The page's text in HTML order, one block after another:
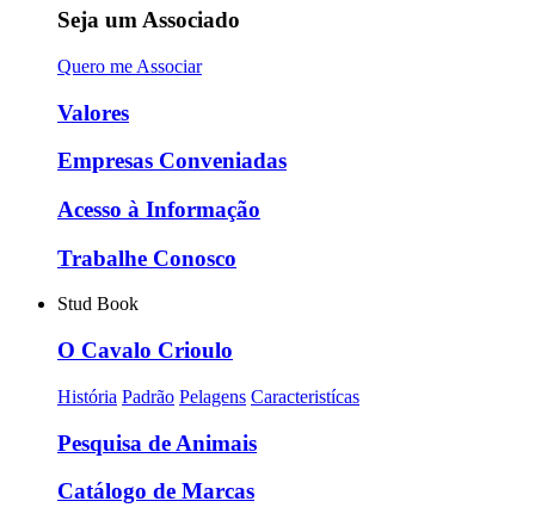
Seja um Associado
Quero me Associar
Valores
Empresas Conveniadas
Acesso à Informação
Trabalhe Conosco
Stud Book
O Cavalo Crioulo
História Padrão Pelagens Caracteristícas
Pesquisa de Animais
Catálogo de Marcas